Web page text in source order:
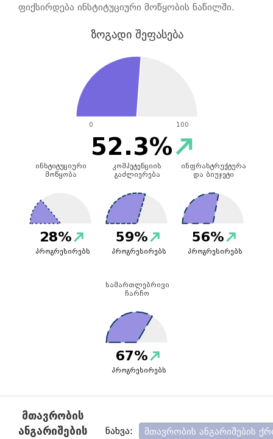
ფიქსირდება ინსტიტუციური მოწყობის ნაწილში.
ზოგადი შეფასება
0 100
52.3%
ინსტიტუციური
მოწყობა
28%
პროგრესირებს
კომპეტენციის
გაძლიერება
59%
პროგრესირებს
ინფრასტრუქტურა
და ბიუჯეტი
56%
პროგრესირებს
სამართლებრივი
ჩარჩო
67%
პროგრესირებს
ᲛᲗᲐᲕᲠᲝᲑᲘᲡ
ᲐᲜᲒᲐᲠᲘᲨᲔᲑᲘᲡ
ნახვა: მთავრობის ანგარიშების